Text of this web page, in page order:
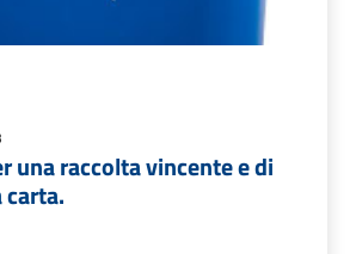
una raccolta vincente e di